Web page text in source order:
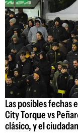
Las posibles fechas
City Torque vs
clásico, y el